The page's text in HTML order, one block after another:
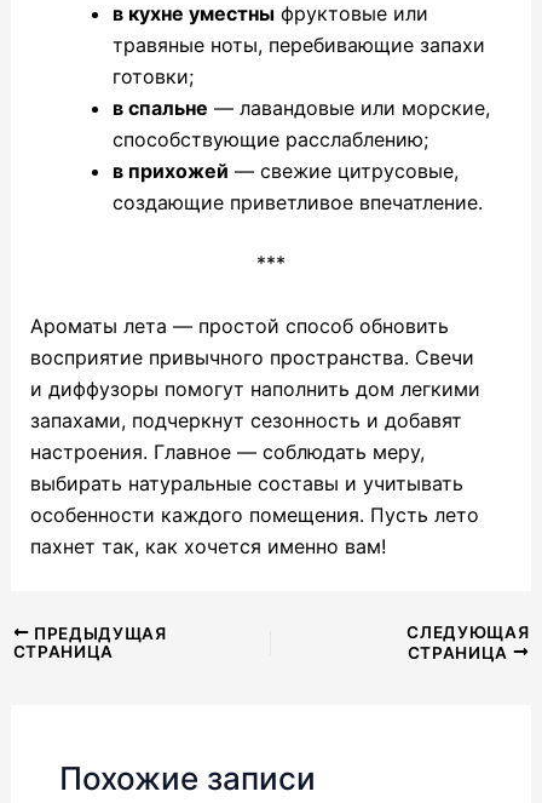
в кухне уместныфруктовые или
травяные ноты, перебивающие запахи
готовки;
в спальне — лавандовые или морские,
способствующие расслаблению;
в прихожей — свежие цитрусовые,
создающие приветливое впечатление.
***
Ароматы лета — простой способ обновить
восприятие привычного пространства. Свечи
и диффузоры помогут наполнить дом легкими
запахами, подчеркнут сезонность и добавят
настроения. Главное — соблюдать меру,
выбирать натуральные составы и учитывать
особенности каждого помещения. Пусть лето
пахнет так, как хочется именно вам!
Навигация
по
ПРЕДЫДУЩАЯ
СТРАНИЦА
СЛЕДУЮЩАЯ
СТРАНИЦА
Похожие записи